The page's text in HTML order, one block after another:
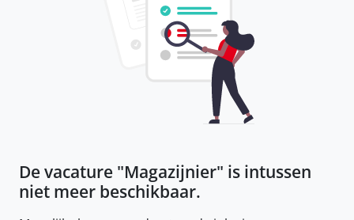
De vacature "Magazijnier" is intussen
niet meer beschikbaar.